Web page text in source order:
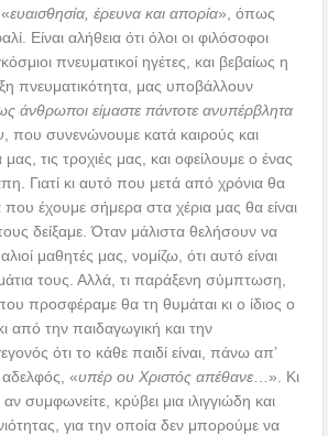
ευαισθησία, έρευνα και απορία», όπως
Είναι αλήθεια ότι όλοι οι φιλόσοφοι
πνευματικοί ηγέτες, και βεβαίως η
πνευματικότητα, μας υποβάλλουν
άνθρωποι είμαστε πάντοτε ανυπέρβλητα
, που συνενώνουμε κατά καιρούς και
τις τροχιές μας, και οφείλουμε ο ένας
Γιατί κι αυτό που μετά από χρόνια θα
που έχουμε σήμερα στα χέρια μας θα είναι
δείξαμε. Όταν μάλιστα θελήσουν να
μαθητές μας, νομίζω, ότι αυτό είναι
τους. Αλλά, τι παράξενη σύμπτωση,
προσφέραμε θα τη θυμάται κι ο ίδιος ο
από την παιδαγωγική και την
ότι το κάθε παιδί είναι, πάνω απ’
«υπέρ ου Χριστός απέθανε …». Κι
συμφωνείτε, κρύβει μια ιλιγγιώδη και
για την οποία δεν μπορούμε να